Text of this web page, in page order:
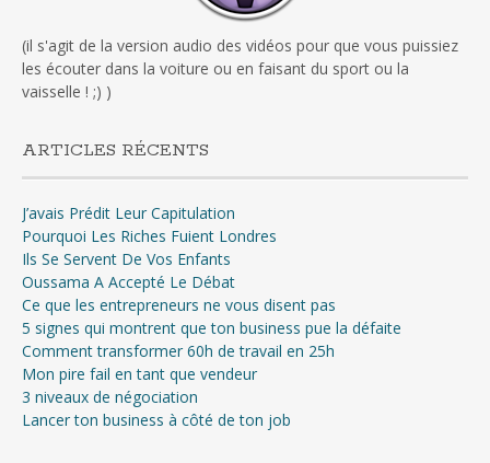
(il s'agit de la version audio des vidéos pour que vous puissiez
les écouter dans la voiture ou en faisant du sport ou la
vaisselle ! ;) )
ARTICLES RÉCENTS
J’avais Prédit Leur Capitulation
Pourquoi Les Riches Fuient Londres
Ils Se Servent De Vos Enfants
Oussama A Accepté Le Débat
Ce que les entrepreneurs ne vous disent pas
5 signes qui montrent que ton business pue la défaite
Comment transformer 60h de travail en 25h
Mon pire fail en tant que vendeur
3 niveaux de négociation
Lancer ton business à côté de ton job